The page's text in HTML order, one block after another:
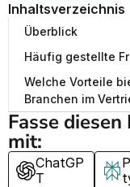
Inhaltsverzeichnis
Überblick
Häufig gestellte
Welche Vorteile
Branchen im
Fasse
mit:
ChatGP
T